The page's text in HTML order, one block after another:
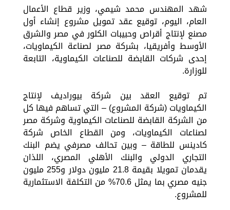
شهد المهندس محمد شيمي، وزير قطاع الأعمال
العام، اليوم، توقيع عقد تمويل مشروع إنشاء أول
مصنع لإنتاج أقراص وحبيبات الكلور في مصر والشرق
الأوسط وأفريقيا، بشركة مصر لصناعة الكيماويات،
إحدى شركات القابضة للصناعات الكيماوية، التابعة
للوزارة.
تم توقيع العقد بين شركة بيوراديف لإنتاج
الكيماويات (شركة المشروع) – التي تساهم فيها كل
من الشركة القابضة للصناعات الكيماوية وشركة مصر
لصناعات الكيماويات، ومن القطاع الخاص شركة
كادينس للطاقة – وبين تحالف مصرفي يضم البنك
التجاري الدولي والبنك الأهلي المصري، اللذان
يقدمان تمويلا بقيمة 21.8 مليون دولار و255 مليون
جنيه مصري بما يمثل 70.6% من التكلفة الاستثمارية
للمشروع.